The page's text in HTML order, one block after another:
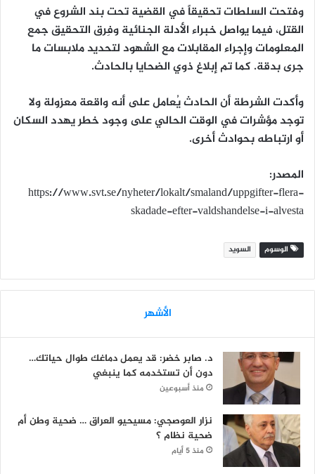
وفتحت السلطات تحقيقاً في القضية تحت بند الشروع في
القتل، فيما يواصل خبراء الأدلة الجنائية وفِرق التحقيق جمع
المعلومات وإجراء المقابلات مع الشهود لتحديد ملابسات ما
جرى بدقة. كما تم إبلاغ ذوي الضحايا بالحادث.
وأكدت الشرطة أن الحادث يُعامل على أنه واقعة معزولة ولا
توجد مؤشرات في الوقت الحالي على وجود خطر يهدد السكان
أو ارتباطه بحوادث أخرى.
المصدر:
https://www.svt.se/nyheter/lokalt/smaland/uppgifter-flera-
skadade-efter-valdshandelse-i-alvesta
الوسوم السويد
الأشهر
د. صابر خضر: قد يعمل دماغك طوال حياتك…
دون أن تستخدمه كما ينبغي
منذ أسبوعين
نزار العوصجي: مسيحيو العراق … ضحية وطن أم
ضحية نظام ؟
منذ 5 أيام